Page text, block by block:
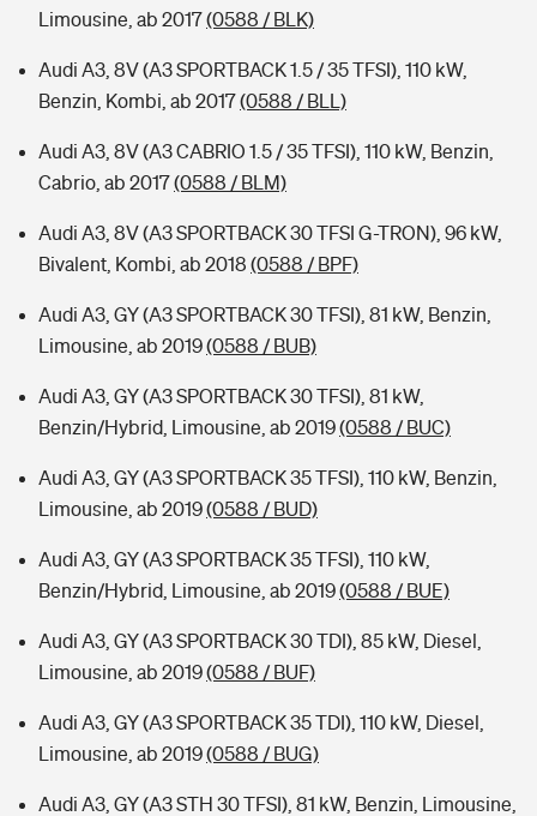
Limousine, ab 2017(0588 / BLK)
Audi A3, 8V (A3 SPORTBACK 1.5 / 35 TFSI), 110 kW,
Benzin, Kombi, ab 2017(0588 / BLL)
Audi A3, 8V (A3 CABRIO 1.5 / 35 TFSI), 110 kW, Benzin,
Cabrio, ab 2017(0588 / BLM)
Audi A3, 8V (A3 SPORTBACK 30 TFSI G-TRON), 96 kW,
Bivalent, Kombi, ab 2018 (0588 / BPF)
Audi A3, GY (A3 SPORTBACK 30 TFSI), 81 kW, Benzin,
Limousine, ab 2019(0588 / BUB)
Audi A3, GY (A3 SPORTBACK 30 TFSI), 81 kW,
Benzin/Hybrid, Limousine, ab 2019(0588 / BUC)
Audi A3, GY (A3 SPORTBACK 35 TFSI), 110 kW, Benzin,
Limousine, ab 2019(0588 / BUD)
Audi A3, GY (A3 SPORTBACK 35 TFSI), 110 kW,
Benzin/Hybrid, Limousine, ab 2019(0588 / BUE)
Audi A3, GY (A3 SPORTBACK 30 TDI), 85 kW, Diesel,
Limousine, ab 2019(0588 / BUF)
Audi A3, GY (A3 SPORTBACK 35 TDI), 110 kW, Diesel,
Limousine, ab 2019(0588 / BUG)
Audi A3, GY (A3 STH 30 TFSI), 81 kW, Benzin, Limousine,